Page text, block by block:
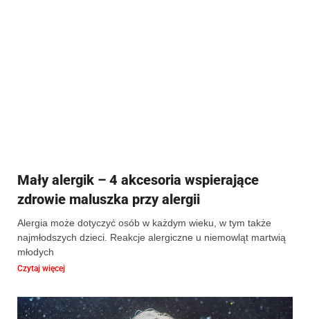
Mały alergik – 4 akcesoria wspierające
zdrowie maluszka przy alergii
Alergia może dotyczyć osób w każdym wieku, w tym także
najmłodszych dzieci. Reakcje alergiczne u niemowląt martwią
młodych
Czytaj więcej